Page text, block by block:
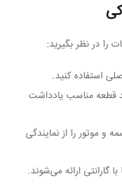
را در نظر بگیرید:
استفاده کنید.
قطعه مناسب یادداشت
و موتور را از نمایندگی
گارانتی ارائه می‌شوند.